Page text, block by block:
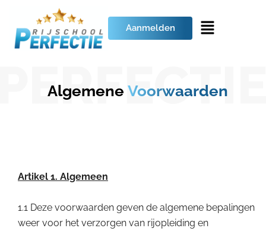
Aanmelden
Algemene Voorwaarden
Artikel 1. Algemeen
1.1 Deze voorwaarden geven de algemene bepalingen
weer voor het verzorgen van rijopleiding en